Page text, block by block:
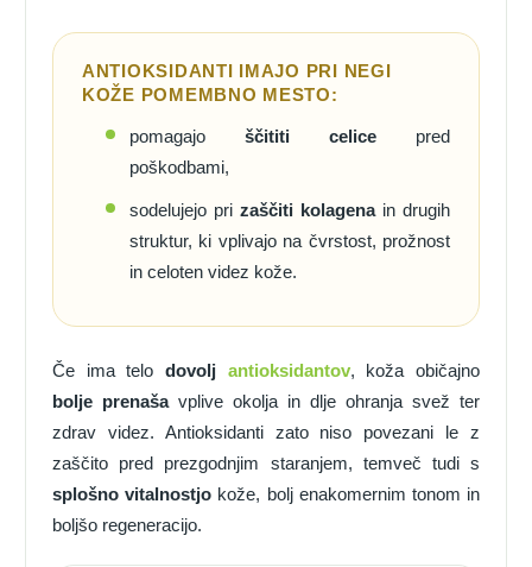
ANTIOKSIDANTI IMAJO PRI NEGI
KOŽE POMEMBNO MESTO:
pomagajo ščititi celice pred
poškodbami,
sodelujejo pri zaščiti kolagenain drugih
struktur, ki vplivajo na čvrstost, prožnost
in celoten videz kože.
Če ima telo dovolj antioksidantov, koža običajno
bolje prenašavplive okolja in dlje ohranja svež ter
zdrav videz. Antioksidanti zato niso povezani le z
zaščito pred prezgodnjim staranjem, temveč tudi s
splošno vitalnostjo kože, bolj enakomernim tonom in
boljšo regeneracijo.